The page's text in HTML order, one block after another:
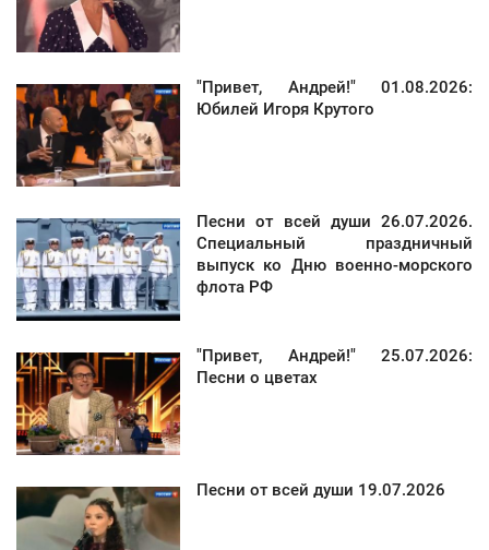
"Привет, Андрей!" 01.08.2026:
Юбилей Игоря Крутого
Песни от всей души 26.07.2026.
Специальный праздничный
выпуск ко Дню военно-морского
флота РФ
"Привет, Андрей!" 25.07.2026:
Песни о цветах
Песни от всей души 19.07.2026